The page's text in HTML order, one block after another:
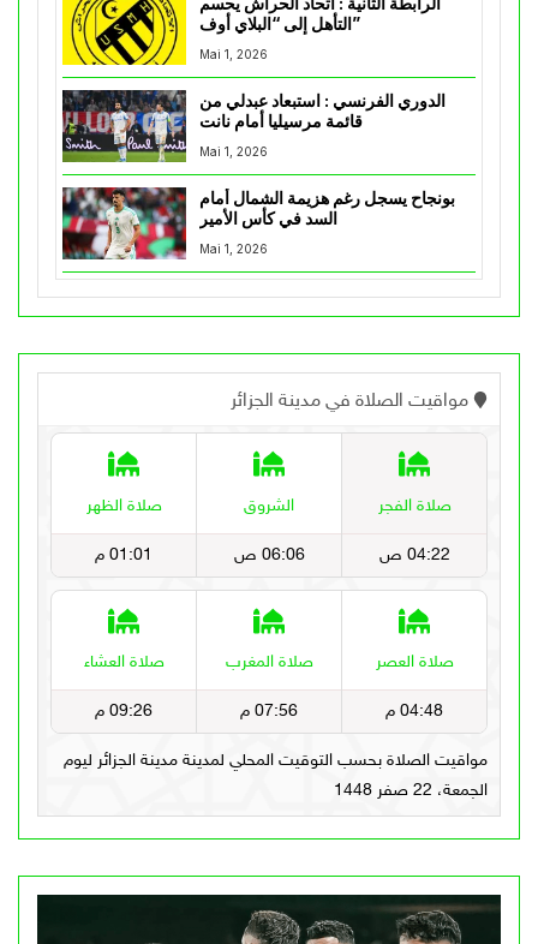
الرابطة الثانية : اتحاد الحراش يحسم
التأهل إلى “البلاي أوف”
Mai 1, 2026
الدوري الفرنسي : استبعاد عبدلي من
قائمة مرسيليا أمام نانت
Mai 1, 2026
بونجاح يسجل رغم هزيمة الشمال أمام
السد في كأس الأمير
Mai 1, 2026